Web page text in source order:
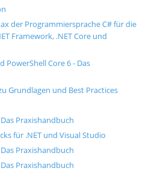
der Programmiersprache C# für die
Framework, .NET Core und
PowerShell Core 6 - Das
Grundlagen und Best Practices
Praxishandbuch
für .NET und Visual Studio
Praxishandbuch
Praxishandbuch